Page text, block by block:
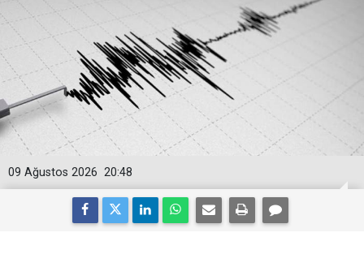
20:48
09 Ağustos 2026